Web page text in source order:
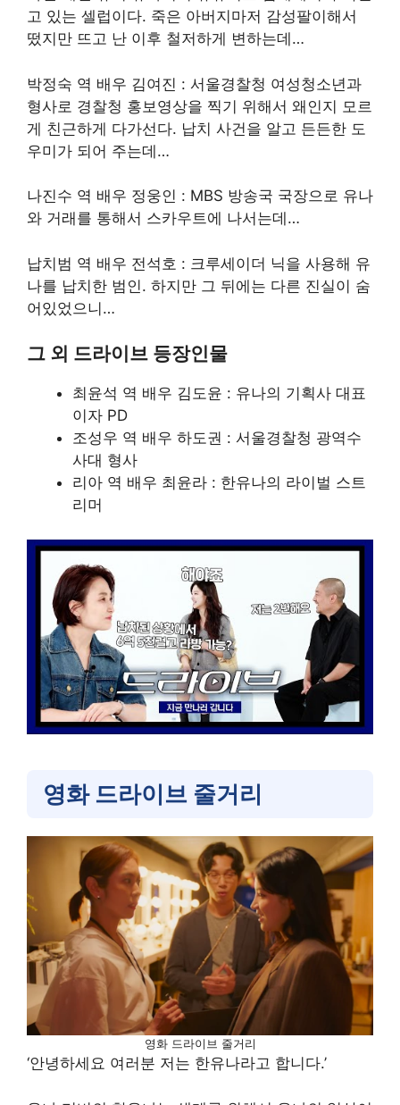
고 있는 셀럽이다. 죽은 아버지마저 감성팔이해서
떴지만 뜨고 난 이후 철저하게 변하는데…
박정숙 역 배우 김여진 : 서울경찰청 여성청소년과
형사로 경찰청 홍보영상을 찍기 위해서 왜인지 모르
게 친근하게 다가선다. 납치 사건을 알고 든든한 도
우미가 되어 주는데…
나진수 역 배우 정웅인 : MBS 방송국 국장으로 유나
와 거래를 통해서 스카우트에 나서는데…
납치범 역 배우 전석호 : 크루세이더 닉을 사용해 유
나를 납치한 범인. 하지만 그 뒤에는 다른 진실이 숨
어있었으니…
그 외 드라이브 등장인물
최윤석 역 배우 김도윤 : 유나의 기획사 대표
이자 PD
조성우 역 배우 하도권 : 서울경찰청 광역수
사대 형사
리아 역 배우 최윤라 : 한유나의 라이벌 스트
리머
영화 드라이브 줄거리
영화 드라이브 줄거리
‘안녕하세요 여러분 저는 한유나라고 합니다.’